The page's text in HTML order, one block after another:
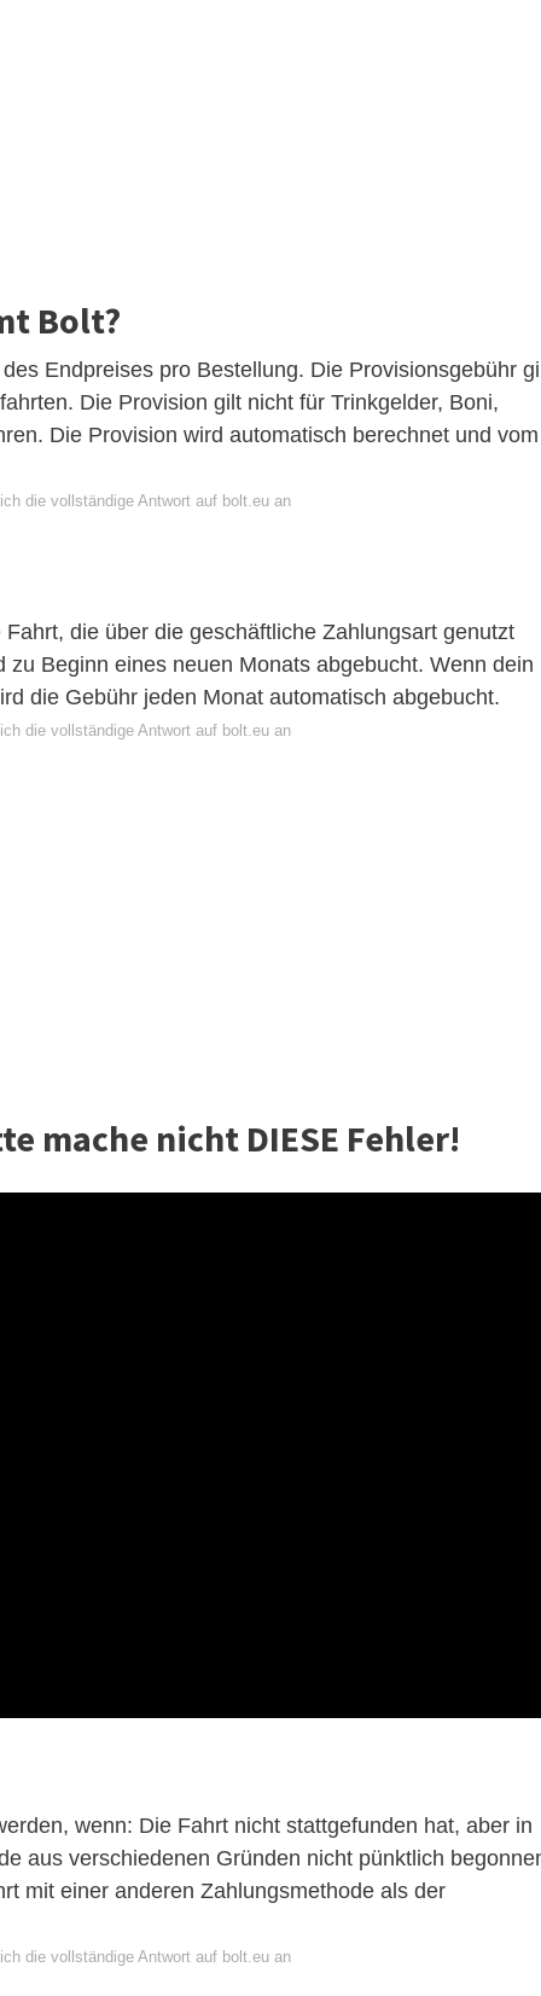
Bolt?
Endpreises pro Bestellung. Die Provisionsgebühr
Die Provision gilt nicht für Trinkgelder, Boni,
Die Provision wird automatisch berechnet und vom
die vollständige Antwort auf bolt.eu an
die über die geschäftliche Zahlungsart genutzt
Beginn eines neuen Monats abgebucht. Wenn dein
die Gebühr jeden Monat automatisch abgebucht.
die vollständige Antwort auf bolt.eu an
mache nicht DIESE Fehler!
wenn: Die Fahrt nicht stattgefunden hat, aber in
aus verschiedenen Gründen nicht pünktlich
mit einer anderen Zahlungsmethode als der
die vollständige Antwort auf bolt.eu an